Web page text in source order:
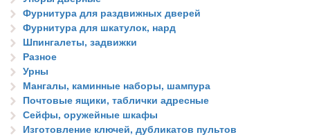
Фурнитура для раздвижных дверей
Фурнитура для шкатулок, нард
Шпингалеты, задвижки
Разное
Урны
Мангалы, каминные наборы, шампура
Почтовые ящики, таблички адресные
Сейфы, оружейные шкафы
Изготовление ключей, дубликатов пультов